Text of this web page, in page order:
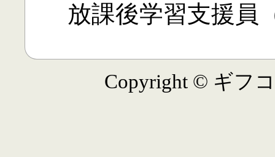
放課後学習支援員
Copyright © ギフ